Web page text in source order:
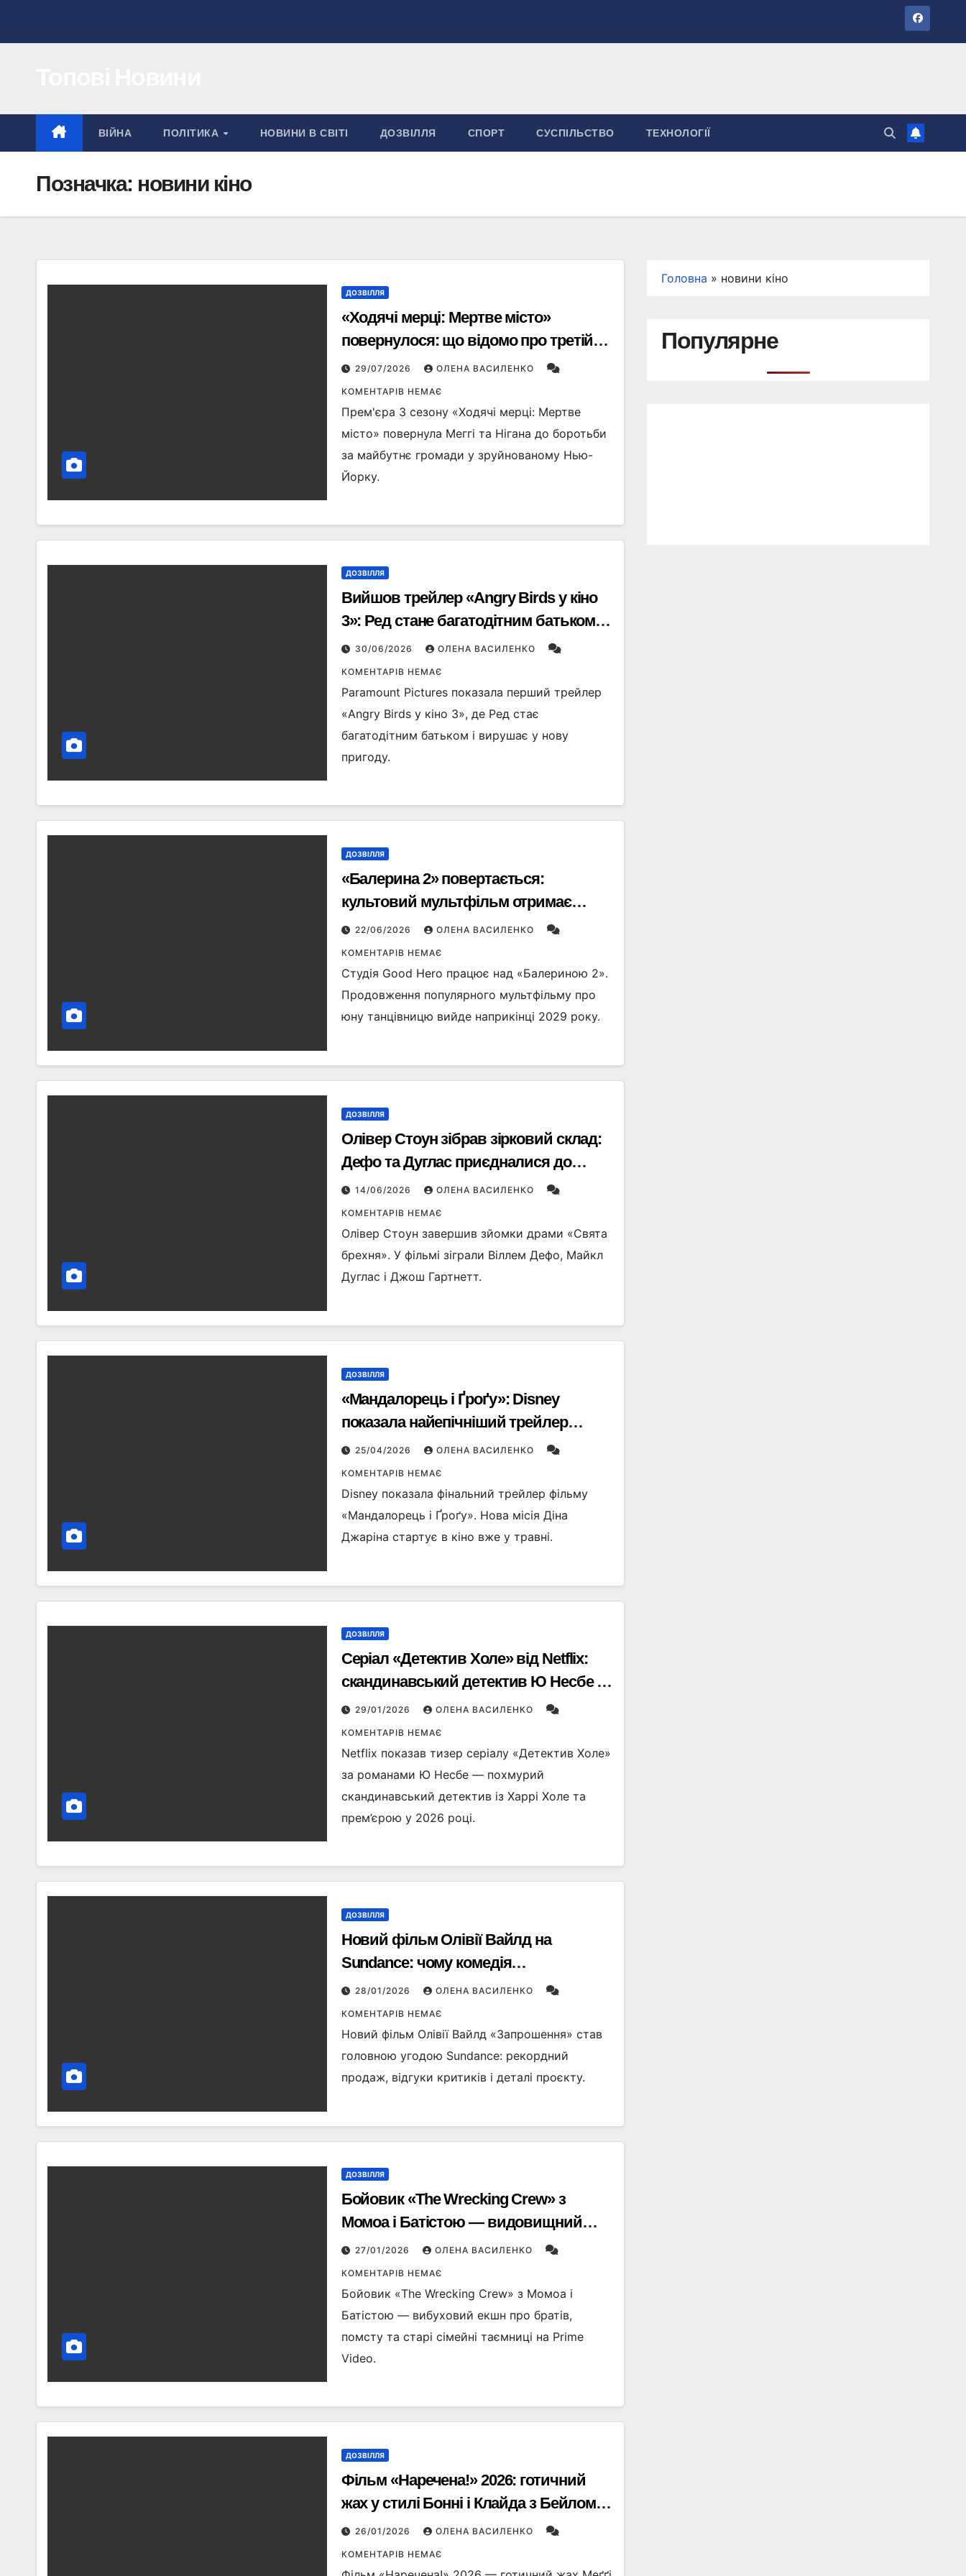
ВІЙНА ПОЛІТИКА НОВИНИ В СВІТІ ДОЗВІЛЛЯ СПОРТ СУСПІЛЬСТВО ТЕХНОЛОГІЇ
Позначка: новини кіно
ДОЗВІЛЛЯ
«Ходячі мерці: Мертве місто»
повернулося: що відомо про третій
сезон серіалу
29/07/2026 ОЛЕНА ВАСИЛЕНКО
КОМЕНТАРІВ НЕМАЄ
Прем'єра 3 сезону «Ходячі мерці: Мертве
місто» повернула Меггі та Нігана до боротьби
за майбутнє громади у зруйнованому Нью-
Йорку.
ДОЗВІЛЛЯ
Вийшов трейлер «Angry Birds у кіно
3»: Ред стане багатодітним батьком і
знову рятуватиме світ
30/06/2026 ОЛЕНА ВАСИЛЕНКО
КОМЕНТАРІВ НЕМАЄ
Paramount Pictures показала перший трейлер
«Angry Birds у кіно 3», де Ред стає
багатодітним батьком і вирушає у нову
пригоду.
ДОЗВІЛЛЯ
«Балерина 2» повертається:
культовий мультфільм отримає
продовження та власний серіал
22/06/2026 ОЛЕНА ВАСИЛЕНКО
КОМЕНТАРІВ НЕМАЄ
Студія Good Hero працює над «Балериною 2».
Продовження популярного мультфільму про
юну танцівницю вийде наприкінці 2029 року.
ДОЗВІЛЛЯ
Олівер Стоун зібрав зірковий склад:
Дефо та Дуглас приєдналися до
нового фільму «Свята брехня»
14/06/2026 ОЛЕНА ВАСИЛЕНКО
КОМЕНТАРІВ НЕМАЄ
Олівер Стоун завершив зйомки драми «Свята
брехня». У фільмі зіграли Віллем Дефо, Майкл
Дуглас і Джош Гартнетт.
ДОЗВІЛЛЯ
«Мандалорець і Ґроґу»: Disney
показала найепічніший трейлер
нового фільму
25/04/2026 ОЛЕНА ВАСИЛЕНКО
КОМЕНТАРІВ НЕМАЄ
Disney показала фінальний трейлер фільму
«Мандалорець і Ґроґу». Нова місія Діна
Джаріна стартує в кіно вже у травні.
ДОЗВІЛЛЯ
Серіал «Детектив Холе» від Netflix:
скандинавський детектив Ю Несбе на
новому рівні
29/01/2026 ОЛЕНА ВАСИЛЕНКО
КОМЕНТАРІВ НЕМАЄ
Netflix показав тизер серіалу «Детектив Холе»
за романами Ю Несбе — похмурий
скандинавський детектив із Харрі Холе та
прем’єрою у 2026 році.
ДОЗВІЛЛЯ
Новий фільм Олівії Вайлд на
Sundance: чому комедія
«Запрошення» стала головною
угодою фестивалю
28/01/2026 ОЛЕНА ВАСИЛЕНКО
КОМЕНТАРІВ НЕМАЄ
Новий фільм Олівії Вайлд «Запрошення» став
головною угодою Sundance: рекордний
продаж, відгуки критиків і деталі проєкту.
ДОЗВІЛЛЯ
Бойовик «The Wrecking Crew» з
Момоа і Батістою — видовищний
екшн про братів, помсту і старі
рахунки
27/01/2026 ОЛЕНА ВАСИЛЕНКО
КОМЕНТАРІВ НЕМАЄ
Бойовик «The Wrecking Crew» з Момоа і
Батістою — вибуховий екшн про братів,
помсту та старі сімейні таємниці на Prime
Video.
ДОЗВІЛЛЯ
Фільм «Наречена!» 2026: готичний
жах у стилі Бонні і Клайда з Бейлом і
Баклі
26/01/2026 ОЛЕНА ВАСИЛЕНКО
КОМЕНТАРІВ НЕМАЄ
Головна » новини кіно
Популярне